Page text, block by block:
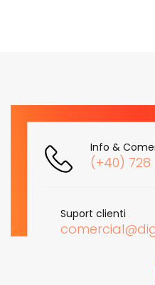
Info &
(+40) 728
Suport clienti